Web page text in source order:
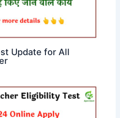
Update for All